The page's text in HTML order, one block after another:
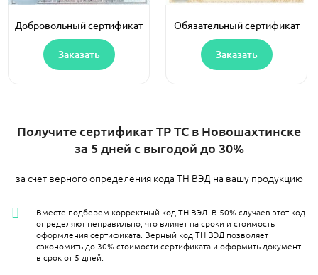
Добровольный сертификат
Заказать
Обязательный сертификат
Заказать
Получите сертификат ТР ТС в Новошахтинске
за 5 дней с выгодой до 30%
за счет верного определения кода ТН ВЭД на вашу продукцию
Вместе подберем корректный код ТН ВЭД. В 50% случаев этот код
определяют неправильно, что влияет на сроки и стоимость
оформления сертификата. Верный код ТН ВЭД позволяет
сэкономить до 30% стоимости сертификата и оформить документ
в срок от 5 дней.